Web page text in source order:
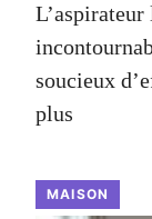
L’aspirateur
soucieux
plus
MAISON